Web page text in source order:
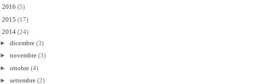
2016 (5)
2015 (17)
2014 (24)
► dicembre (3)
► novembre (3)
► ottobre (4)
► settembre (2)